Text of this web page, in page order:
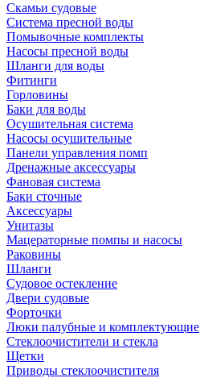
Скамьи судовые
Система пресной воды
Помывочные комплекты
Насосы пресной воды
Шланги для воды
Фитинги
Горловины
Баки для воды
Осушительная система
Насосы осушительные
Панели управления помп
Дренажные аксессуары
Фановая система
Баки сточные
Аксессуары
Унитазы
Мацераторные помпы и насосы
Раковины
Шланги
Судовое остекление
Двери судовые
Форточки
Люки палубные и комплектующие
Стеклоочистители и стекла
Щетки
Приводы стеклоочистителя